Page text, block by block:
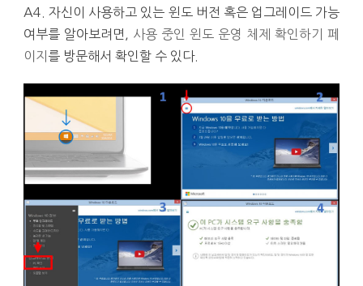
A4. 자신이 사용하고 있는 윈도 버전 혹은 업그레이드 가능
여부를 알아보려면, 사용 중인 윈도 운영 체제 확인하기 페
이지 를 방문해서 확인할 수 있다.